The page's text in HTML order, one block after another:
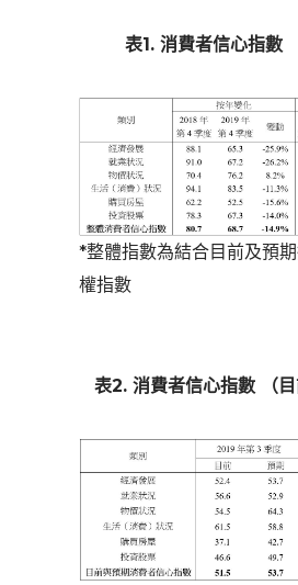
表1. 消費者信心指數
*整體指數為結合目前及預
權指數
表2. 消費者信心指數 （目